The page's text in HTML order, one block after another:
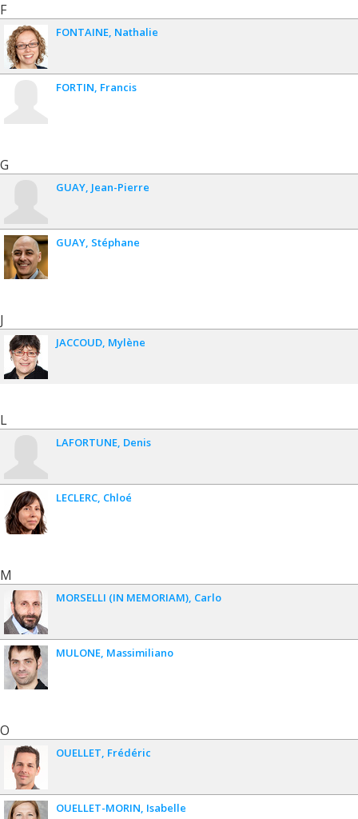
F
FONTAINE Nathalie
FORTIN Francis
G
GUAY Jean-Pierre
GUAY Stéphane
J
JACCOUD Mylène
L
LAFORTUNE Denis
LECLERC Chloé
M
MORSELLI (IN MEMORIAM) Carlo
MULONE Massimiliano
O
OUELLET Frédéric
OUELLET-MORIN Isabelle